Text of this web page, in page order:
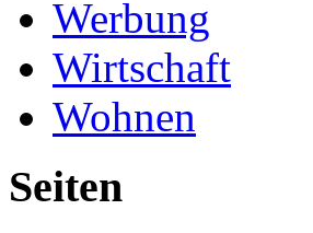
Werbung
Wirtschaft
Wohnen
Seiten